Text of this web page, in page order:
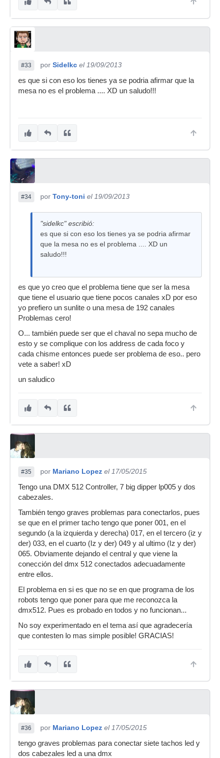
#33 por Sidelkc el 19/09/2013
es que si con eso los tienes ya se podria afirmar que la
mesa no es el problema .... XD un saludo!!!
#34 por Tony-toni el 19/09/2013
"sidelkc" escribió:
es que si con eso los tienes ya se podria afirmar
que la mesa no es el problema .... XD un
saludo!!!
es que yo creo que el problema tiene que ser la mesa
que tiene el usuario que tiene pocos canales xD por eso
yo prefiero un sunlite o una mesa de 192 canales
Problemas cero!
O... también puede ser que el chaval no sepa mucho de
esto y se complique con los address de cada foco y
cada chisme entonces puede ser problema de eso.. pero
vete a saber! xD
un saludico
#35 por Mariano Lopez el 17/05/2015
Tengo una DMX 512 Controller, 7 big dipper lp005 y dos
cabezales.
También tengo graves problemas para conectarlos, pues
se que en el primer tacho tengo que poner 001, en el
segundo (a la izquierda y derecha) 017, en el tercero (iz y
der) 033, en el cuarto (Iz y der) 049 y al ultimo (Iz y der)
065. Obviamente dejando el central y que viene la
conección del dmx 512 conectados adecuadamente
entre ellos.
El problema en si es que no se en que programa de los
robots tengo que poner para que me reconozca la
dmx512. Pues es probado en todos y no funcionan...
No soy experimentado en el tema así que agradecería
que contesten lo mas simple posible! GRACIAS!
#36 por Mariano Lopez el 17/05/2015
tengo graves problemas para conectar siete tachos led y
dos cabezales led a una dmx